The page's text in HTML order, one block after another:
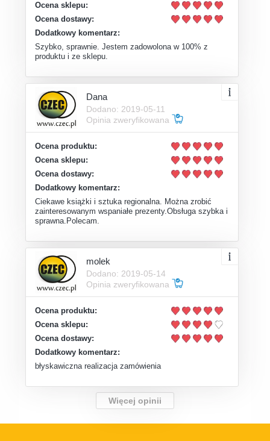
Ocena sklepu:
Ocena dostawy:
Dodatkowy komentarz:
Szybko, sprawnie. Jestem zadowolona w 100% z
produktu i ze sklepu.
Dana
Dodano: 2019-05-11
Opinia zweryfikowana
Ocena produktu:
Ocena sklepu:
Ocena dostawy:
Dodatkowy komentarz:
Ciekawe książki i sztuka regionalna. Można zrobić
zainteresowanym wspaniałe prezenty.Obsługa szybka i
sprawna.Polecam.
molek
Dodano: 2019-05-14
Opinia zweryfikowana
Ocena produktu:
Ocena sklepu:
Ocena dostawy:
Dodatkowy komentarz:
błyskawiczna realizacja zamówienia
Więcej opinii